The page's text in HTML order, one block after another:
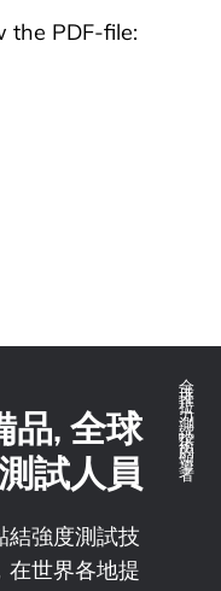
the PDF-file:
全球推拉力測試技術的領導者
品, 全球
試人員
結強度測試技
在世界各地提